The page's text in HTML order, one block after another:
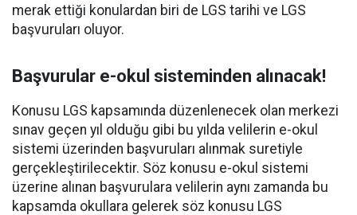
merak ettiği konulardan biri de LGS tarihi ve LGS
başvuruları oluyor.
Başvurular e-okul sisteminden alınacak!
Konusu LGS kapsamında düzenlenecek olan merkezi
sınav geçen yıl olduğu gibi bu yılda velilerin e-okul
sistemi üzerinden başvuruları alınmak suretiyle
gerçekleştirilecektir. Söz konusu e-okul sistemi
üzerine alınan başvurulara velilerin aynı zamanda bu
kapsamda okullara gelerek söz konusu LGS